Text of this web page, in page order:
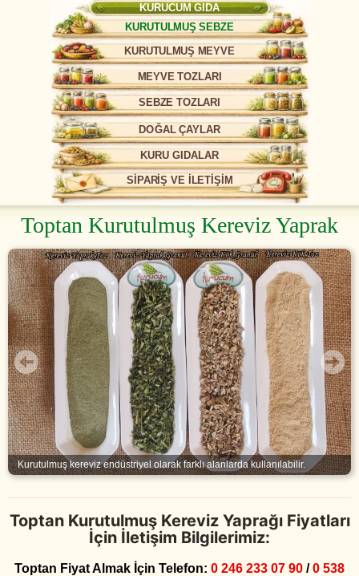
KURUCUM GIDA
KURUTULMUŞ SEBZE
KURUTULMUŞ MEYVE
MEYVE TOZLARI
SEBZE TOZLARI
DOĞAL ÇAYLAR
KURU GIDALAR
SİPARİŞ VE İLETİŞİM
Toptan Kurutulmuş Kereviz Yaprak
Kurutulmuş kereviz endüstriyel olarak farklı alanlarda kullanılabilir.
Toptan Kurutulmuş Kereviz Yaprağı Fiyatları
İçin İletişim Bilgilerimiz:
Toptan Fiyat Almak İçin Telefon: 0 246 233 07 90 /0 538